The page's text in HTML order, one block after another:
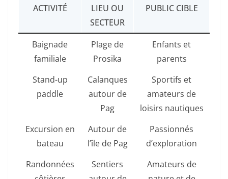
ACTIVITÉ
LIEU OU
SECTEUR
PUBLIC CIBLE
Baignade
familiale
Plage de
Prosika
Enfants et
parents
Stand-up
paddle
Calanques
autour de
Pag
Sportifs et
amateurs de
loisirs nautiques
Excursion en
bateau
Autour de
l’île de Pag
Passionnés
d’exploration
Randonnées
Sentiers
Amateurs de